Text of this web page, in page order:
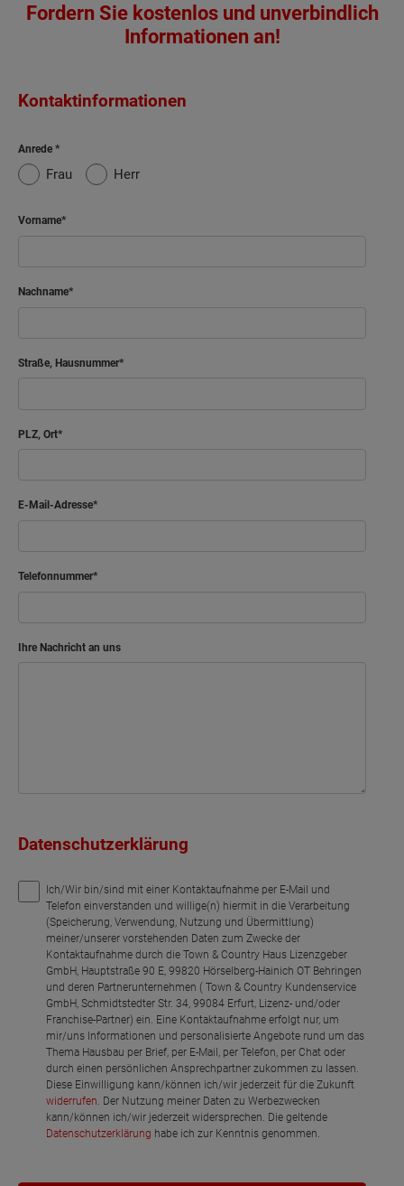
Fordern Sie kostenlos und unverbindlich
Informationen an!
Kontaktinformationen
Anrede
Frau Herr
Vorname
Nachname
Straße, Hausnummer
PLZ, Ort
E-Mail-Adresse
Telefonnummer
Ihre Nachricht an uns
Datenschutzerklärung
Ich/Wir bin/sind mit einer Kontaktaufnahme per E-Mail und
Telefon einverstanden und willige(n) hiermit in die Verarbeitung
(Speicherung, Verwendung, Nutzung und Übermittlung)
meiner/unserer vorstehenden Daten zum Zwecke der
Kontaktaufnahme durch die Town & Country Haus Lizenzgeber
GmbH, Hauptstraße 90 E, 99820 Hörselberg-Hainich OT Behringen
und deren Partnerunternehmen ( Town & Country Kundenservice
GmbH, Schmidtstedter Str. 34, 99084 Erfurt, Lizenz- und/oder
Franchise-Partner) ein. Eine Kontaktaufnahme erfolgt nur, um
mir/uns Informationen und personalisierte Angebote rund um das
Thema Hausbau per Brief, per E-Mail, per Telefon, per Chat oder
durch einen persönlichen Ansprechpartner zukommen zu lassen.
Diese Einwilligung kann/können ich/wir jederzeit für die Zukunft
widerrufen . Der Nutzung meiner Daten zu Werbezwecken
kann/können ich/wir jederzeit widersprechen. Die geltende
Datenschutzerklärung habe ich zur Kenntnis genommen.